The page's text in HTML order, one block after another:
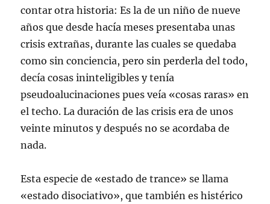
contar otra historia: Es la de un niño de nueve
años que desde hacía meses presentaba unas
crisis extrañas, durante las cuales se quedaba
como sin conciencia, pero sin perderla del todo,
decía cosas ininteligibles y tenía
pseudoalucinaciones pues veía «cosas raras» en
el techo. La duración de las crisis era de unos
veinte minutos y después no se acordaba de
nada.
Esta especie de «estado de trance» se llama
«estado disociativo», que también es histérico